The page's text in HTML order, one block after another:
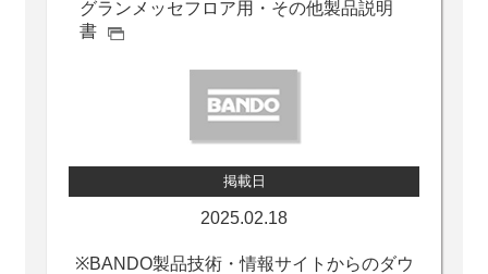
グランメッセフロア用・その他製品説明
書
掲載日
2025.02.18
※BANDO製品技術・情報サイトからのダウ